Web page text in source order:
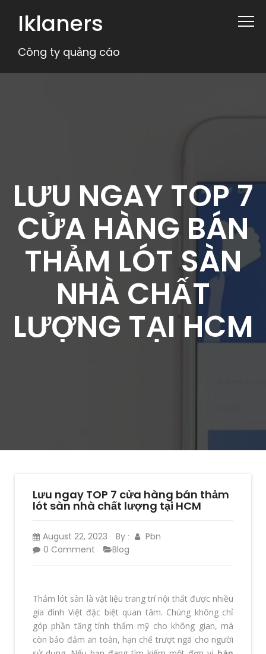
Iklaners
Công ty quảng cáo
LƯU NGAY TOP 7
CỬA HÀNG BÁN
THẢM LÓT SÀN
NHÀ CHẤT
LƯỢNG TẠI HCM
Lưu ngay TOP 7 cửa hàng bán thảm
lót sàn nhà chất lượng tại HCM
August 22, 2023 By :
Pbn
0 Comment
Blog
Thảm lót sàn là vật liệu trang trí nội thất được nhiều
gia đình Việt đặc biệt quan tâm. Chúng không chỉ
góp phần tăng tính thẩm mỹ cho không gian, mà
còn bảo đảm an toàn, hạn chế trượt ngã cho người